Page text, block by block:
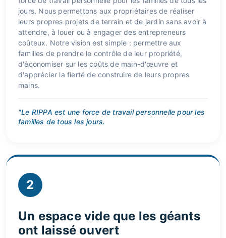
jours. Nous permettons aux propriétaires de réaliser
leurs propres projets de terrain et de jardin sans avoir à
attendre, à louer ou à engager des entrepreneurs
coûteux. Notre vision est simple : permettre aux
familles de prendre le contrôle de leur propriété,
d'économiser sur les coûts de main-d'œuvre et
d'apprécier la fierté de construire de leurs propres
mains.
"Le RIPPA est une force de travail personnelle pour les
familles de tous les jours.
2
Un espace vide que les géants
ont laissé ouvert